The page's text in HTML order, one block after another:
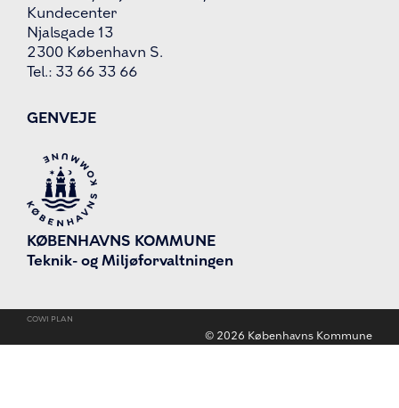
Kundecenter
Njalsgade 13
2300 København S.
Tel.: 33 66 33 66
GENVEJE
KØBENHAVNS KOMMUNE
Teknik- og Miljøforvaltningen
COWI PLAN
© 2026 Københavns Kommune